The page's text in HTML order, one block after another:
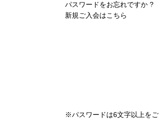
パスワードをお忘れですか ?
新規ご入会はこちら
※パスワードは6文字以上をご